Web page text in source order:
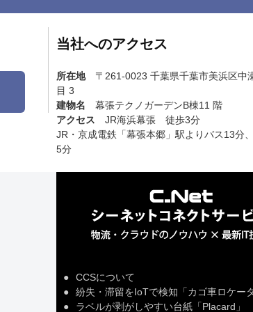
当社へのアクセス
所在地〒261-0023 千葉県千葉市美浜区中
目 3
建物名 幕張テクノガーデンB棟11 階
アクセス JR海浜幕張 徒歩3分
JR・京成電鉄「幕張本郷」駅よりバス13分
5分
●
CCSについて
●
紛失・滞留をIoTで検知「カゴ車ロケータ
●
ラベルが剥がしやすい台紙「Placard」